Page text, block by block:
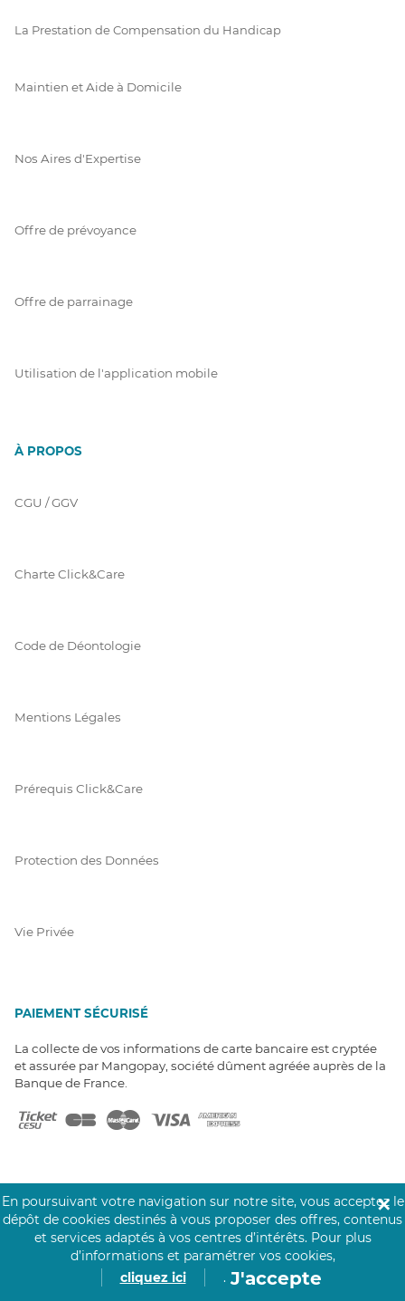
La Prestation de Compensation du Handicap
Maintien et Aide à Domicile
Nos Aires d'Expertise
Offre de prévoyance
Offre de parrainage
Utilisation de l'application mobile
À PROPOS
CGU / GGV
Charte Click&Care
Code de Déontologie
Mentions Légales
Prérequis Click&Care
Protection des Données
Vie Privée
PAIEMENT SÉCURISÉ
La collecte de vos informations de carte bancaire est cryptée
et assurée par Mangopay, société dûment agréée auprès de la
Banque de France.
NOS PARTENAIRES
Click&Care est soutenu par les Groupes
Caisse des Dépôts et MAIF.
En poursuivant votre navigation sur notre site, vous acceptez le
dépôt de cookies destinés à vous proposer des offres, contenus
et services adaptés à vos centres d’intérêts. Pour plus
d’informations et paramétrer vos cookies,
cliquez ici
. J'accepte
✕